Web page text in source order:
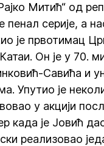
Митић“ од
пенал серије, а
је првотимац
Он је у 70.
Савића и
Упутио је
у акцији
када је Јовић
реализовао